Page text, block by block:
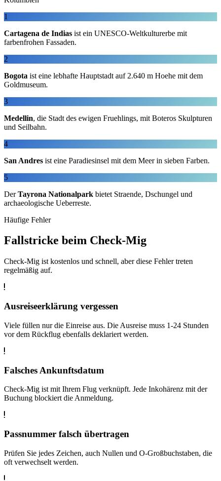
1
Cartagena de Indias ist ein UNESCO-Weltkulturerbe mit
farbenfrohen Fassaden.
2
Bogota ist eine lebhafte Hauptstadt auf 2.640 m Hoehe mit dem
Goldmuseum.
3
Medellin, die Stadt des ewigen Fruehlings, mit Boteros Skulpturen
und Seilbahn.
4
San Andres ist eine Paradiesinsel mit dem Meer in sieben Farben.
5
DerTayrona Nationalpark bietet Straende, Dschungel und
archaeologische Ueberreste.
Häufige Fehler
Fallstricke beim Check-Mig
Check-Mig ist kostenlos und schnell, aber diese Fehler treten
regelmäßig auf.
Ausreiseerklärung vergessen
Viele füllen nur die Einreise aus. Die Ausreise muss 1-24 Stunden
vor dem Rückflug ebenfalls deklariert werden.
Falsches Ankunftsdatum
Check-Mig ist mit Ihrem Flug verknüpft. Jede Inkohärenz mit der
Buchung blockiert die Anmeldung.
Passnummer falsch übertragen
Prüfen Sie jedes Zeichen, auch Nullen und O-Großbuchstaben, die
oft verwechselt werden.